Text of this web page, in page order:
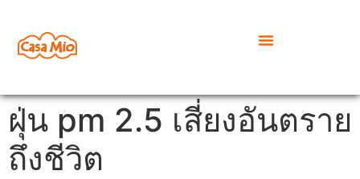
ฝุ่น pm 2.5 เสี่ยงอันตราย
ถึงชีวิต